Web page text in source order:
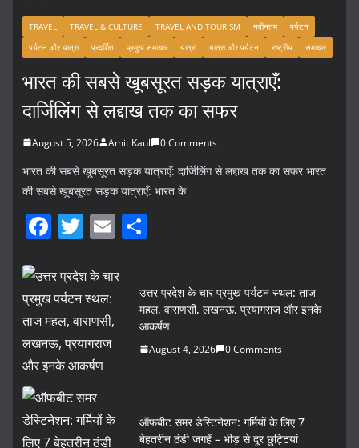
TRAVEL TRAVEL & CULTURE TRAVEL AND TOURISM नवीनतम
पर्यटन
पर्यटन और यात्रा
प्रदर्शित प्रमुख समाचार यात्रा यात्रा और पर्यटन राष्ट्रीय समाचार
भारत की सबसे खूबसूरत सड़क यात्राएँ:
दार्जिलिंग से लद्दाख तक का सफर
August 5, 2026 Amit Kaul 0 Comments
भारत की सबसे खूबसूरत सड़क यात्राएँ: दार्जिलिंग से लद्दाख तक का सफर भारत
की सबसे खूबसूरत सड़क यात्राएँ: भारत के
F
c
e
b
o
o
k
T
itt
er
E
ai
e
उत्तर प्रदेश के चार प्रमुख पर्यटन स्थल: ताज
महल, वाराणसी, लखनऊ, प्रयागराज और इनके
आकर्षण
August 4, 2026 0 Comments
ऑफबीट समर डेस्टिनेशन: गर्मियों के लिए 7
बेहतरीन ठंडी जगहें – भीड़ से दूर छुट्टियां